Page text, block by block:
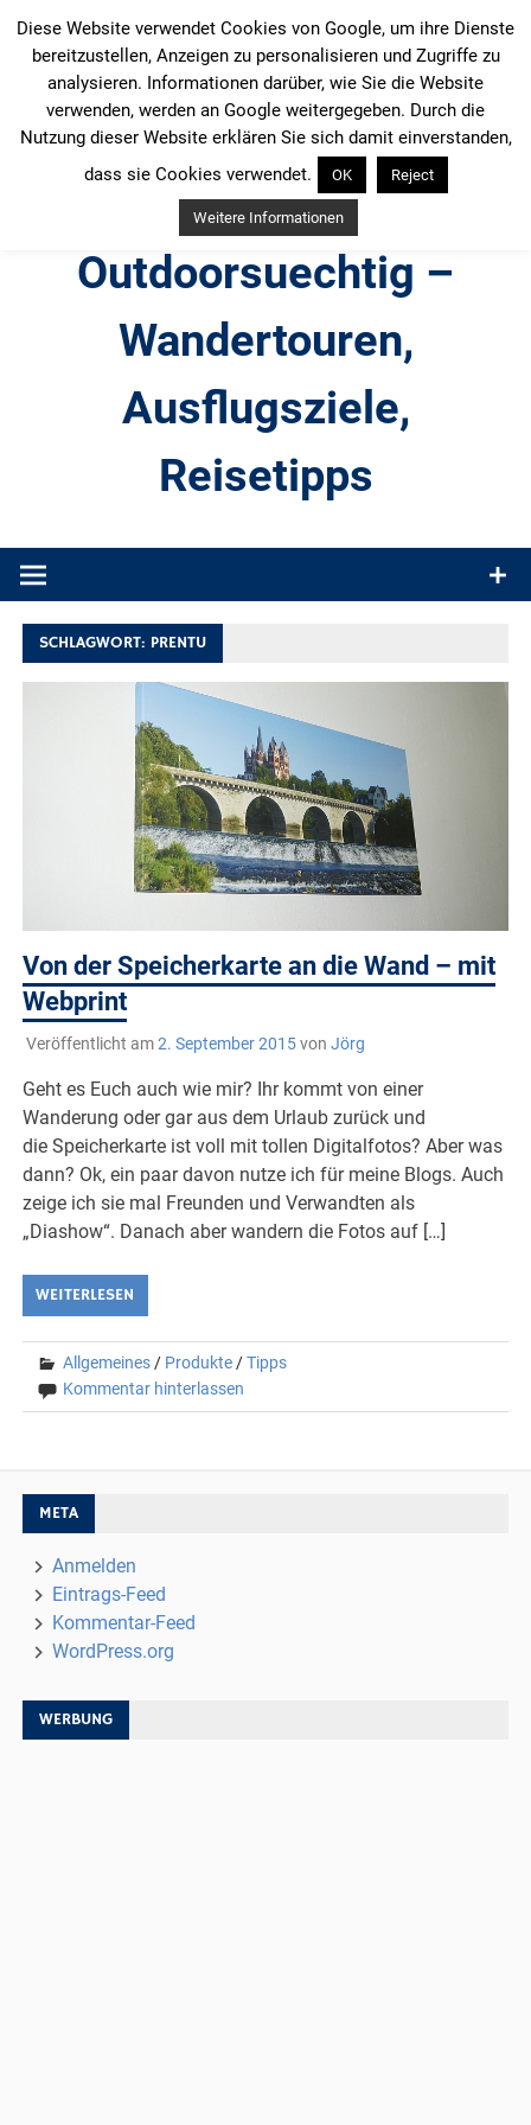
Inhalt
springen
Outdoorsuechtig –
Wandertouren,
Ausflugsziele,
Reisetipps
Produkttests und Buchrezensionen. Ein Blog für alle, die gern
SCHLAGWORT: PRENTU
Von der Speicherkarte an die Wand – mit
Webprint
Veröffentlicht am2. September 2015von Jörg
Geht es Euch auch wie mir? Ihr kommt von einer
Wanderung oder gar aus dem Urlaub zurück und
die Speicherkarte ist voll mit tollen Digitalfotos? Aber was
dann? Ok, ein paar davon nutze ich für meine Blogs. Auch
zeige ich sie mal Freunden und Verwandten als
„Diashow“. Danach aber wandern die Fotos auf […]
WEITERLESEN
Allgemeines / Produkte /Tipps
Kommentar hinterlassen
META
Anmelden
Eintrags-Feed
Kommentar-Feed
WordPress.org
WERBUNG
Diese Website verwendet Cookies von Google, um ihre Dienste
bereitzustellen, Anzeigen zu personalisieren und Zugriffe zu
analysieren. Informationen darüber, wie Sie die Website
verwenden, werden an Google weitergegeben. Durch die
Nutzung dieser Website erklären Sie sich damit einverstanden,
dass sie Cookies verwendet.
OK Reject
Weitere Informationen